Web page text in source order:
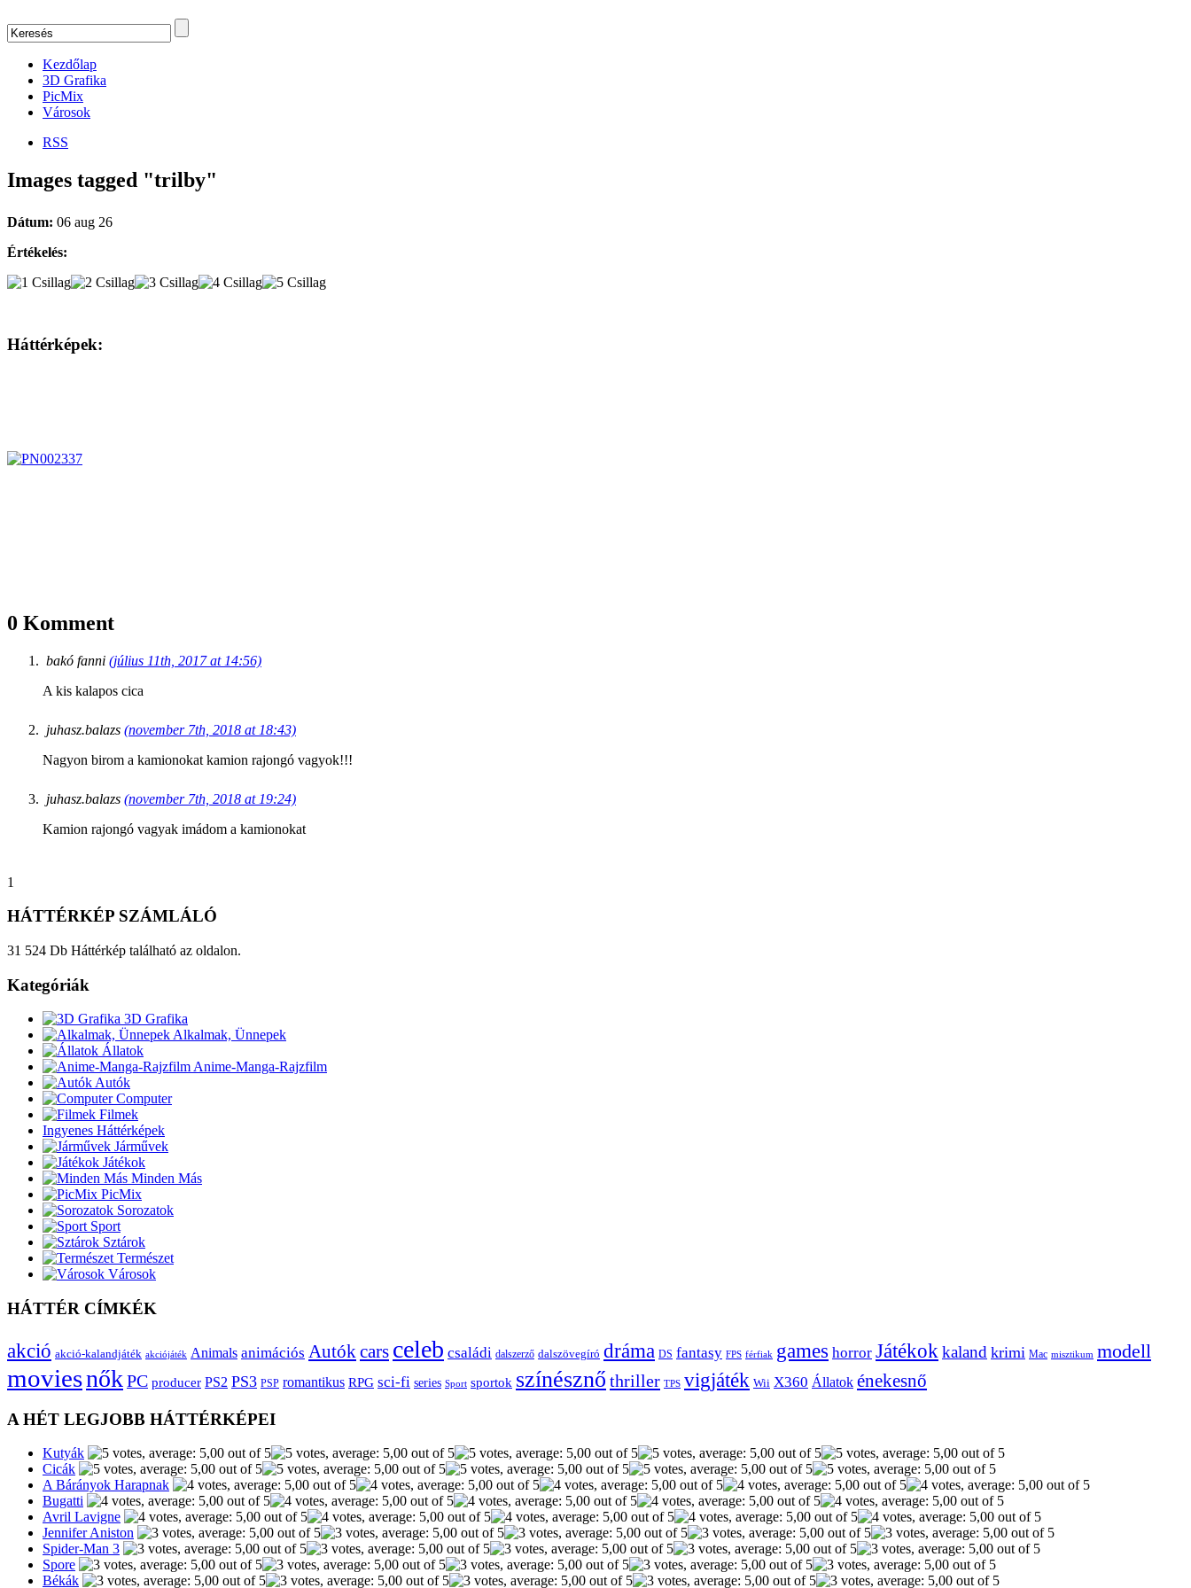
Kezdőlap
3D Grafika
PicMix
Városok
RSS
Images tagged "trilby"
Dátum: 06 aug 26
Értékelés:
Háttérképek:
0 Komment
bakó fanni (július 11th, 2017 at 14:56)
A kis kalapos cica
juhasz.balazs (november 7th, 2018 at 18:43)
Nagyon birom a kamionokat kamion rajongó vagyok!!!
juhasz.balazs (november 7th, 2018 at 19:24)
Kamion rajongó vagyak imádom a kamionokat
1
HÁTTÉRKÉP SZÁMLÁLÓ
31 524 Db Háttérkép található az oldalon.
Kategóriák
3D Grafika
Alkalmak, Ünnepek
Állatok
Anime-Manga-Rajzfilm
Autók
Computer
Filmek
Ingyenes Háttérképek
Járművek
Játékok
Minden Más
PicMix
Sorozatok
Sport
Sztárok
Természet
Városok
HÁTTÉR CÍMKÉK
akció akció-kalandjáték akciójáték Animals animációs Autókcars celeb családi dalszerző dalszövegíró dráma DS fantasy FPS férfiak games horror Játékok kaland krimi Mac misztikum modell
moviesnőkPC producer PS2 PS3 PSP romantikus RPG sci-fi series Sport sportok színésznő thriller TPS vigjáték Wii X360 Állatok énekesnő
A HÉT LEGJOBB HÁTTÉRKÉPEI
Kutyák
Cicák
A Bárányok Harapnak
Bugatti
Avril Lavigne
Jennifer Aniston
Spider-Man 3
Spore
Békák